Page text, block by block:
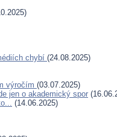
chybí (24.08.2025)
výročím (03.07.2025)
jen o akademický spor
(14.06.2025)